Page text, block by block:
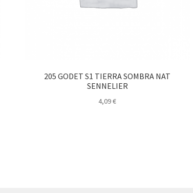
205 GODET S1 TIERRA SOMBRA NAT
SENNELIER
4,09€